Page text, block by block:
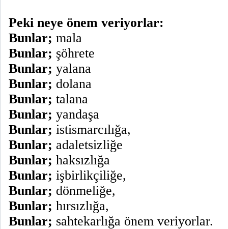
Peki neye önem veriyorlar:
Bunlar; mala
Bunlar; şöhrete
Bunlar; yalana
Bunlar; dolana
Bunlar; talana
Bunlar; yandaşa
Bunlar; istismarcılığa,
Bunlar; adaletsizliğe
Bunlar; haksızlığa
Bunlar; işbirlikçiliğe,
Bunlar; dönmeliğe,
Bunlar; hırsızlığa,
Bunlar; sahtekarlığa önem veriyorlar.